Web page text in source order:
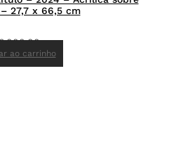
27,7 x 66,5 cm
ao carrinho